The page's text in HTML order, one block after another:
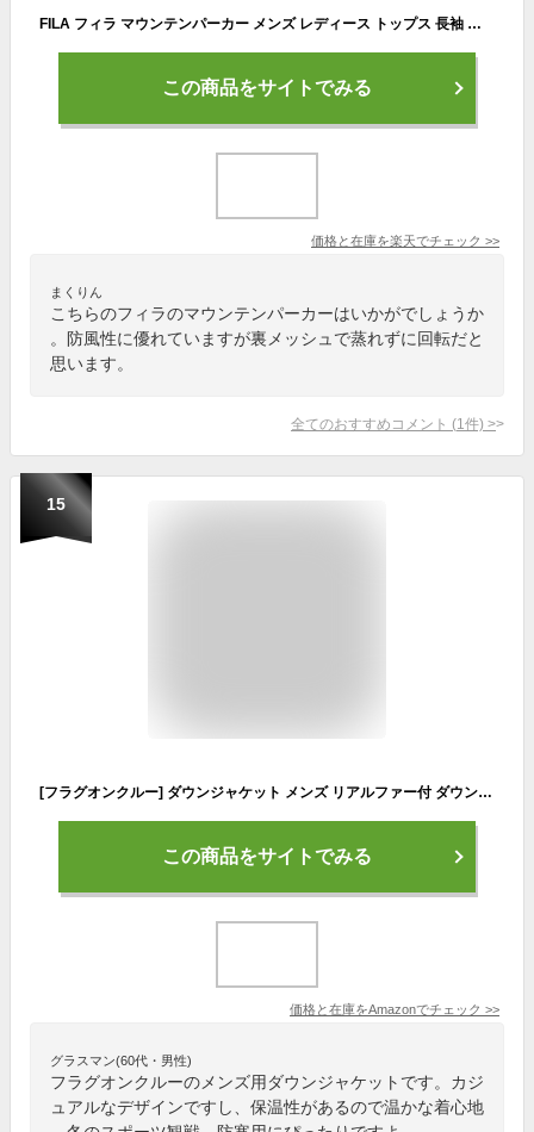
FILA フィラ マウンテンパーカー メンズ レディース トップス 長袖 マウンテンジャケット ジャンパー ウィンドブレーカー フルジップ 配色 羽織り 裏メッシュ 花粉付着防止加工 ゆったり ライトアウター アウトドア おしゃれ かっこいい 中学生 高校生 2023sp
この商品をサイトでみる
価格と在庫を楽天でチェック >>
まくりん
こちらのフィラのマウンテンパーカーはいかがでしょうか
。防風性に優れていますが裏メッシュで蒸れずに回転だと
思います。
全てのおすすめコメント (1 件) >
15
[フラグオンクルー] ダウンジャケット メンズ リアルファー付 ダウン ジャケット / B6D / M ブラック×レッド
この商品をサイトでみる
価格と在庫をAmazonでチェック >>
グラスマン(60代・男性)
フラグオンクルーのメンズ用ダウンジャケットです。カジ
ュアルなデザインですし、保温性があるので温かな着心地